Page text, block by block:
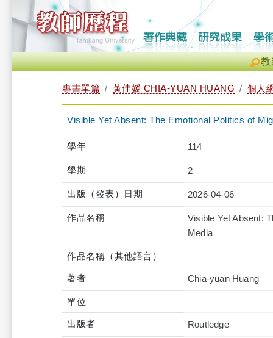
教
專書單篇 黃佳媛 CHIA-YUAN HUANG 個人
Visible Yet Absent: The Emotional Politics of
學年 114
學期 2
出版（發表）日期 2026-04-06
作品名稱
Visible Yet Absent:
Media
作品名稱（其他語言）
著者 Chia-yuan Huang
單位
出版者 Routledge